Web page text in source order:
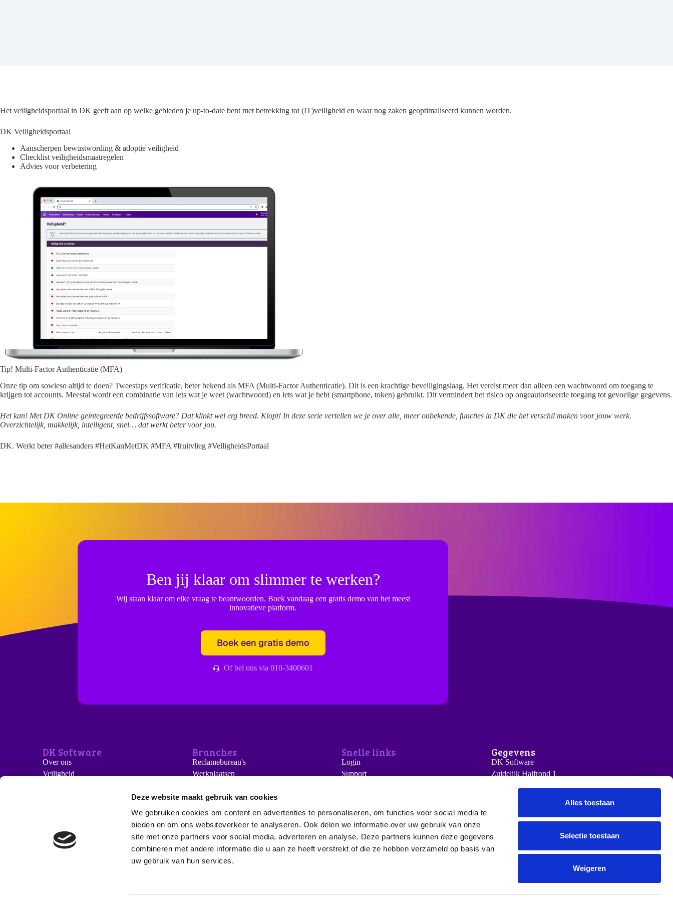
Deze website maakt gebruik van cookies
We gebruiken cookies om content en advertenties te personaliseren, om functies voor social media te
bieden en om ons websiteverkeer te analyseren. Ook delen we informatie over uw gebruik van onze
site met onze partners voor social media, adverteren en analyse. Deze partners kunnen deze gegevens
combineren met andere informatie die u aan ze heeft verstrekt of die ze hebben verzameld op basis van
uw gebruik van hun services.
Alles toestaan
Selectie toestaan
Weigeren
Het veiligheidsportaal in DK geeft aan op welke gebieden je up-to-date bent met betrekking tot (IT)veiligheid en waar nog zaken geoptimaliseerd kunnen worden.
DK Veiligheidsportaal
Aanscherpen bewustwording & adoptie veiligheid
Checklist veiligheidsmaatregelen
Advies voor verbetering
Tip! Multi-Factor Authenticatie (MFA)
Onze tip om sowieso altijd te doen? Tweestaps verificatie, beter bekend als MFA (Multi-Factor Authenticatie). Dit is een krachtige beveiligingslaag. Het vereist meer dan alleen een wachtwoord om toegang te
krijgen tot accounts. Meestal wordt een combinatie van iets wat je weet (wachtwoord) en iets wat je hebt (smartphone, token) gebruikt. Dit vermindert het risico op ongeautoriseerde toegang tot gevoelige gegevens.
Het kan! Met DK Online geïntegreerde bedrijfssoftware? Dat klinkt wel erg breed. Klopt! In deze serie vertellen we je over alle, meer onbekende, functies in DK die het verschil maken voor jouw werk.
Overzichtelijk, makkelijk, intelligent, snel… dat werkt beter voor jou.
DK. Werkt beter #allesanders #HetKanMetDK #MFA #fruitvlieg #VeiligheidsPortaal
Ben jij klaar om slimmer te werken?
Wij staan klaar om elke vraag te beantwoorden. Boek vandaag een gratis demo van het meest
innovatieve platform.
Boek een gratis demo
Of bel ons via 010-3400601
DK Software
Over ons
Veiligheid
Branches
Reclamebureau's
Werkplaatsen
Productiebedrijven
Adviesbureau's
Verenigingen & Stichtingen
Snelle links
Login
Support
Algemene voorwaarden
Gegevens
DK Software
Zuidelijk Halfrond 1
support@dksoftware.nu